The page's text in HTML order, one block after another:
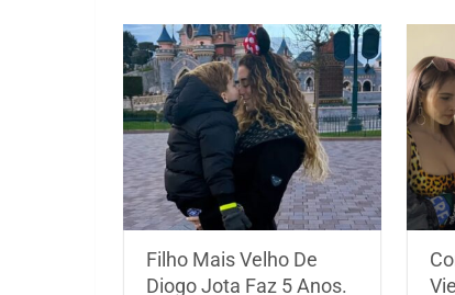
Filho Mais Velho De
Diogo Jota Faz 5 Anos.